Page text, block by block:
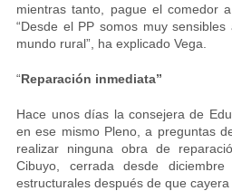
mientras tanto, pague el comedor
“Desde el PP somos muy
mundo rural”, ha explicado Vega.
“Reparación inmediata”
Hace unos días la consejera de
en ese mismo Pleno, a preguntas
realizar ninguna obra de
Cibuyo, cerrada desde
estructurales después de que